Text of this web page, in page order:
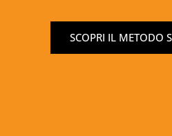
SCOPRI IL METODO